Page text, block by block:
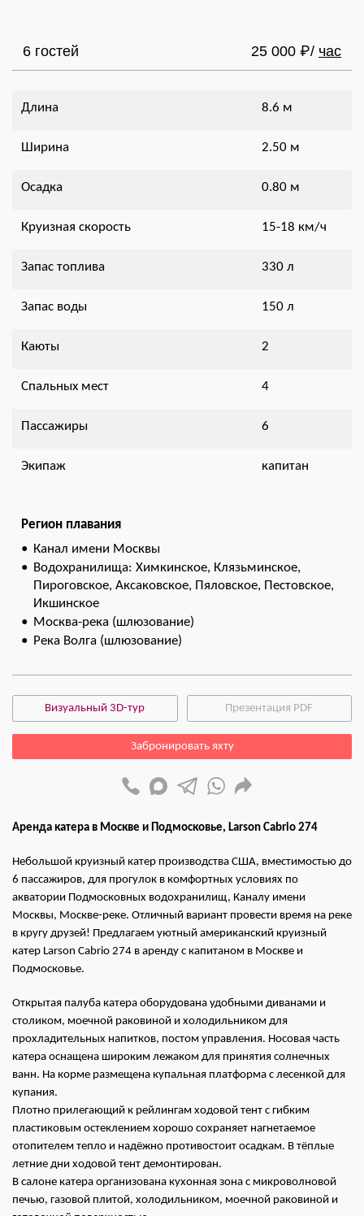
6 гостей 25 000 ₽/ час
Длина 8.6 м
Ширина 2.50 м
Осадка 0.80 м
Круизная скорость 15-18 км/ч
Запас топлива 330 л
Запас воды 150 л
Каюты 2
Спальных мест 4
Пассажиры 6
Экипаж капитан
Регион плавания
Канал имени Москвы
Водохранилища: Химкинское, Клязьминское,
Пироговское, Аксаковское, Пяловское, Пестовское,
Икшинское
Москва-река (шлюзование)
Река Волга (шлюзование)
Визуальный 3D-тур Презентация PDF
Забронировать яхту
Аренда катера в Москве и Подмосковье, Larson Cabrio 274
Небольшой круизный катер производства США, вместимостью до
6 пассажиров, для прогулок в комфортных условиях по
акватории Подмосковных водохранилищ, Каналу имени
Москвы, Москве-реке. Отличный вариант провести время на реке
в кругу друзей! Предлагаем уютный американский круизный
катер Larson Cabrio 274 в аренду с капитаном в Москве и
Подмосковье.
Открытая палуба катера оборудована удобными диванами и
столиком, моечной раковиной и холодильником для
прохладительных напитков, постом управления. Носовая часть
катера оснащена широким лежаком для принятия солнечных
ванн. На корме размещена купальная платформа с лесенкой для
купания.
Плотно прилегающий к рейлингам ходовой тент с гибким
пластиковым остеклением хорошо сохраняет нагнетаемое
отопителем тепло и надёжно противостоит осадкам. В тёплые
летние дни ходовой тент демонтирован.
В салоне катера организована кухонная зона с микроволновой
печью, газовой плитой, холодильником, моечной раковиной и